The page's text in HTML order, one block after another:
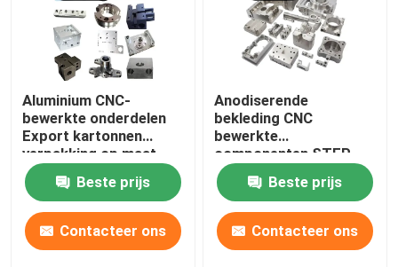
Aluminium CNC-
bewerkte onderdelen
Export kartonnen
verpakking op maat
Beste prijs
Contacteer ons
Anodiserende
bekleding CNC
bewerkte
componenten STEP
tekenformaat
Beste prijs
Contacteer ons